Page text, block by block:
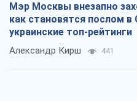
Мэр Москвы внезапно
как становятся послом
украинские топ-рейтинги
Александр Кирш 441